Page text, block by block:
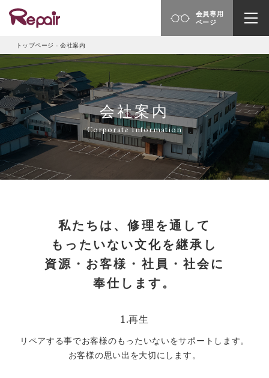
トップページ -会社案内
会社案内
Corporate information
私たちは、修理を通して
もったいない文化を継承し
資源・お客様・社員・社会に
奉仕します。
1.再生
リペアする事でお客様のもったいないをサポートします。
お客様の思い出を大切にします。
会員専用
ページ